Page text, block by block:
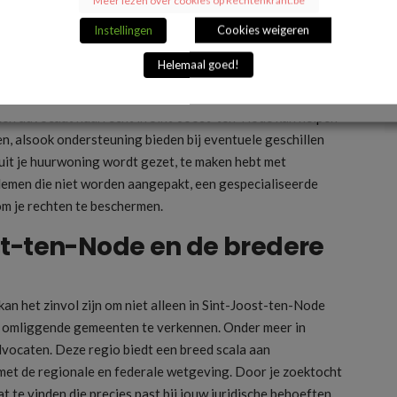
als huurder
in Sint-Joost-ten-Node, is het huurrecht
advocaat huurrecht in Sint-Joost-ten-Node kan helpen
alsook ondersteuning bieden bij eventuele geschillen
je huurwoning wordt gezet, te maken hebt met
die niet worden aangepakt, een gespecialiseerde
je rechten te beschermen.
ten-Node en de bredere
het zinvol zijn om niet alleen in Sint-Joost-ten-Node
gemeenten te verkennen. Onder meer in
Deze regio biedt een breed scala aan
de regionale en federale wetgeving. Door je zoektocht
te vinden die precies past bij jouw juridische behoeften.
Instellingen Cookies weigeren
Helemaal goed!